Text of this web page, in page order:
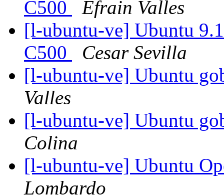
C500
Efrain Valles
[l-ubuntu-ve] Ubuntu
C500
Cesar Sevilla
[l-ubuntu-ve] Ubuntu
Valles
[l-ubuntu-ve] Ubuntu
Colina
[l-ubuntu-ve] Ubuntu
Lombardo